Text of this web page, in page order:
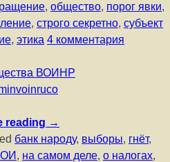
, общество, порог явки,
, строго секретно, субъект
, этика 4 комментария
ВОИНР
reading →
банк народу, выборы, гнёт,
, на самом деле, о налогах,